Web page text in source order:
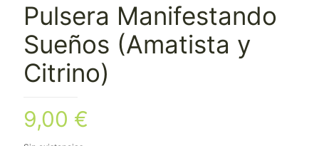
Pulsera Manifestando
Sueños (Amatista y
Citrino)
9,00 €